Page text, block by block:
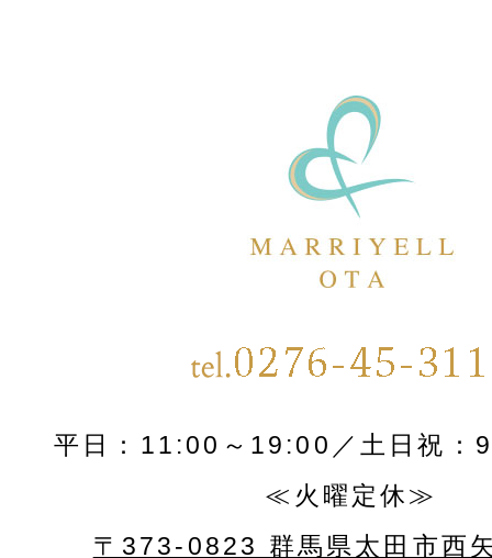
平日：11:00～19:00／土日祝：
≪火曜定休≫
〒373-0823 群馬県太田市西